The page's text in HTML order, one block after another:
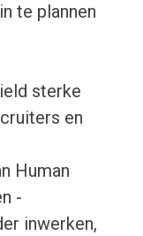
te plannen
sterke
en
Human
-
inwerken,